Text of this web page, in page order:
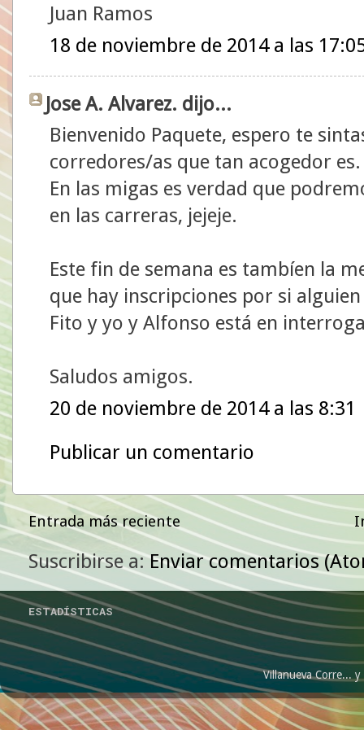
Juan Ramos
18 de noviembre de 2014 a las
Jose A. Alvarez. dijo...
Bienvenido Paquete, espero te
corredores/as que tan acogedor es.
En las migas es verdad que
en las carreras, jejeje.
Este fin de semana es tambíen la
que hay inscripciones por si
Fito y yo y Alfonso está en
Saludos amigos.
20 de noviembre de 2014 a las 8:31
Publicar un comentario
Entrada más reciente
Suscribirse a:Enviar comentarios
ESTADÍSTICAS
Villanueva Corre...